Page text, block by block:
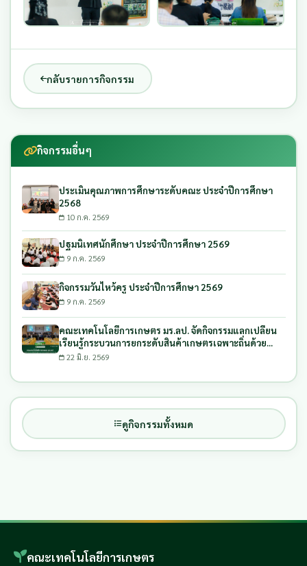
กลับรายการกิจกรรม
กิจกรรมอื่นๆ
ประเมินคุณภาพการศึกษาระดับคณะ ประจำปีการศึกษา
2568
10 ก.ค. 2569
ปฐมนิเทศนักศึกษา ประจำปีการศึกษา 2569
9 ก.ค. 2569
กิจกรรมวันไหว้ครู ประจำปีการศึกษา 2569
9 ก.ค. 2569
คณะเทคโนโลยีการเกษตร มร.ลป. จัดกิจกรรมแลกเปลี่ยน
เรียนรู้กระบวนการยกระดับสินค้าเกษตรเฉพาะถิ่นด้วย
กระบวนการบูรณาการ และการรับงบประมาณสนับสนุนการ
22 มิ.ย. 2569
ดูกิจกรรมทั้งหมด
คณะเทคโนโลยีการเกษตร